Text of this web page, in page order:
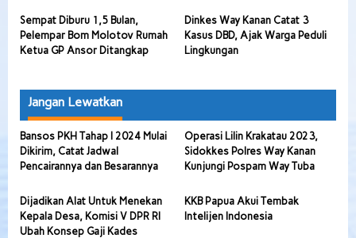
Sempat Diburu 1,5 Bulan,
Pelempar Bom Molotov Rumah
Ketua GP Ansor Ditangkap
Dinkes Way Kanan Catat 3
Kasus DBD, Ajak Warga Peduli
Lingkungan
Jangan Lewatkan
Bansos PKH Tahap I 2024 Mulai
Dikirim, Catat Jadwal
Pencairannya dan Besarannya
Operasi Lilin Krakatau 2023,
Sidokkes Polres Way Kanan
Kunjungi Pospam Way Tuba
Dijadikan Alat Untuk Menekan
Kepala Desa, Komisi V DPR RI
Ubah Konsep Gaji Kades
KKB Papua Akui Tembak
Intelijen Indonesia